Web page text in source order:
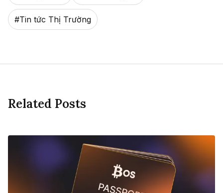
#Tin tức Thị Trường
Related Posts